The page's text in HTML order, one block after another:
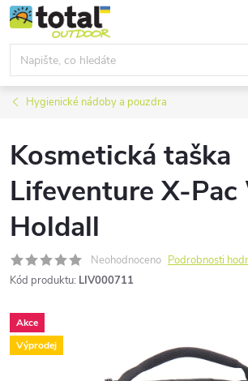
Přejít
na
obsah
Hygienické nádoby a pouzdra
Kosmetická taška
Lifeventure X-Pac
Holdall
Neohodnoceno Podrobnosti
Kód produktu: LIV000711
Akce
Výprodej